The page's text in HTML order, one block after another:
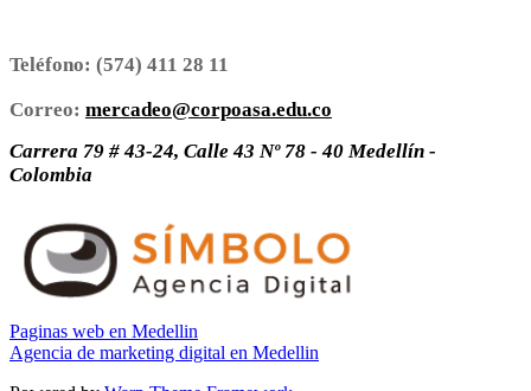
Teléfono: (574) 411 28 11
Correo: mercadeo@corpoasa.edu.co
Carrera 79 # 43-24, Calle 43 Nº 78 - 40 Medellín -
Colombia
Paginas web en Medellin
Agencia de marketing digital en Medellin